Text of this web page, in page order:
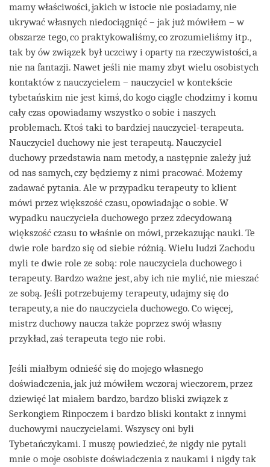
mamy właściwości, jakich w istocie nie posiadamy, nie
ukrywać własnych niedociągnięć – jak już mówiłem – w
obszarze tego, co praktykowaliśmy, co zrozumieliśmy itp.,
tak by ów związek był uczciwy i oparty na rzeczywistości, a
nie na fantazji. Nawet jeśli nie mamy zbyt wielu osobistych
kontaktów z nauczycielem – nauczyciel w kontekście
tybetańskim nie jest kimś, do kogo ciągle chodzimy i komu
cały czas opowiadamy wszystko o sobie i naszych
problemach. Ktoś taki to bardziej nauczyciel-terapeuta.
Nauczyciel duchowy nie jest terapeutą. Nauczyciel
duchowy przedstawia nam metody, a następnie zależy już
od nas samych, czy będziemy z nimi pracować. Możemy
zadawać pytania. Ale w przypadku terapeuty to klient
mówi przez większość czasu, opowiadając o sobie. W
wypadku nauczyciela duchowego przez zdecydowaną
większość czasu to właśnie on mówi, przekazując nauki. Te
dwie role bardzo się od siebie różnią. Wielu ludzi Zachodu
myli te dwie role ze sobą: role nauczyciela duchowego i
terapeuty. Bardzo ważne jest, aby ich nie mylić, nie mieszać
ze sobą. Jeśli potrzebujemy terapeuty, udajmy się do
terapeuty, a nie do nauczyciela duchowego. Co więcej,
mistrz duchowy naucza także poprzez swój własny
przykład, zaś terapeuta tego nie robi.
Jeśli miałbym odnieść się do mojego własnego
doświadczenia, jak już mówiłem wczoraj wieczorem, przez
dziewięć lat miałem bardzo, bardzo bliski związek z
Serkongiem Rinpoczem i bardzo bliski kontakt z innymi
duchowymi nauczycielami. Wszyscy oni byli
Tybetańczykami. I muszę powiedzieć, że nigdy nie pytali
mnie o moje osobiste doświadczenia z naukami i nigdy tak